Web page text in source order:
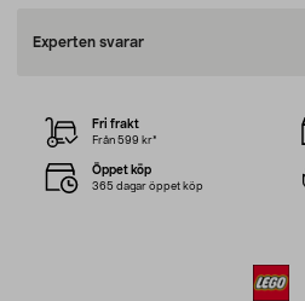
Experten svarar
Fri frakt
Från 599 kr*
Öppet köp
365 dagar öppet köp